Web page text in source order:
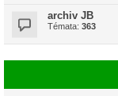
archiv JB
Témata: 363